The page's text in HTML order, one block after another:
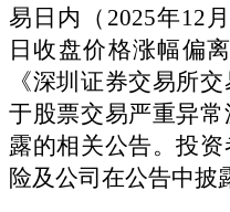
易日内（2025年12
日收盘价格涨幅偏
《深圳证券交易所
于股票交易严重异
露的相关公告。投
险及公司在公告中披